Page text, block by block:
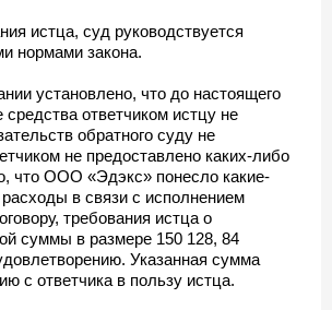
истца, суд руководствуется
нормами закона.
установлено, что до настоящего
ответчиком истцу не
обратного суду не
не предоставлено каких-либо
что ООО «Эдэкс» понесло какие-
в связи с исполнением
требования истца о
суммы в размере 150 128, 84
Указанная сумма
с ответчика в пользу истца.